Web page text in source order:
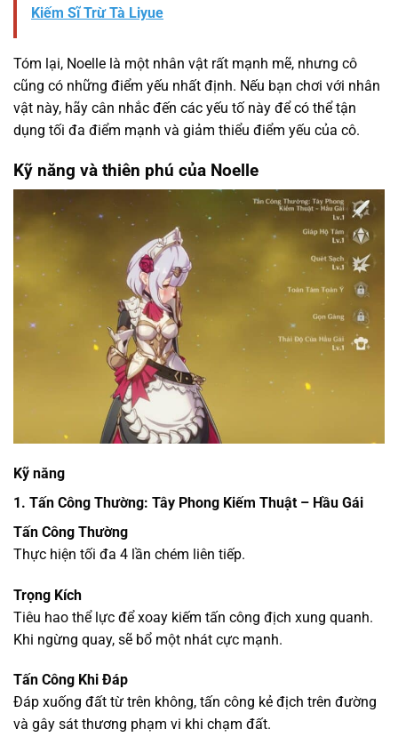
Kiếm Sĩ Trừ Tà Liyue
Tóm lại, Noelle là một nhân vật rất mạnh mẽ, nhưng cô
cũng có những điểm yếu nhất định. Nếu bạn chơi với nhân
vật này, hãy cân nhắc đến các yếu tố này để có thể tận
dụng tối đa điểm mạnh và giảm thiểu điểm yếu của cô.
Kỹ năng và thiên phú của Noelle
Kỹ năng
1. Tấn Công Thường: Tây Phong Kiếm Thuật – Hầu Gái
Tấn Công Thường
Thực hiện tối đa 4 lần chém liên tiếp.
Trọng Kích
Tiêu hao thể lực để xoay kiếm tấn công địch xung quanh.
Khi ngừng quay, sẽ bổ một nhát cực mạnh.
Tấn Công Khi Đáp
Đáp xuống đất từ trên không, tấn công kẻ địch trên đường
và gây sát thương phạm vi khi chạm đất.